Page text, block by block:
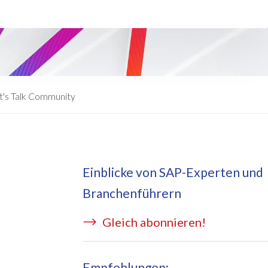
Form
Learning Request
auf Azure
BRIDGE Managed Services
Talk Community
Einblicke von SAP-Experten und
Branchenführern
Gleich abonnieren!